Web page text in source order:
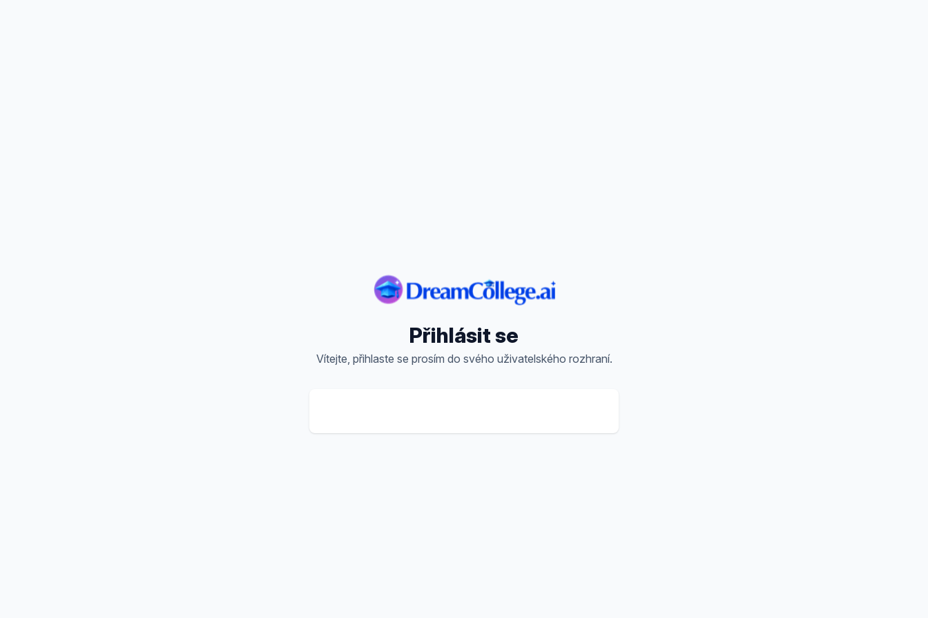
Přihlásit se
Vítejte, přihlaste se prosím do svého uživatelského rozhraní.